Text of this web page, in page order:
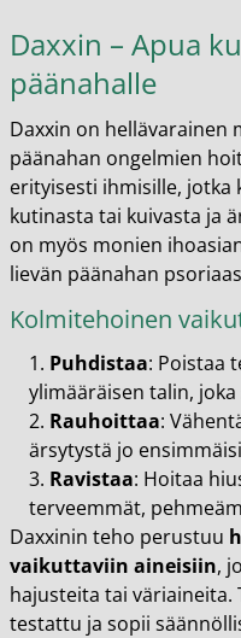
Daxxin – Apua
päänahalle
Daxxin on hellävarainen
päänahan ongelmien
erityisesti ihmisille, jotka
kutinasta tai kuivasta ja
on myös monien
lievän päänahan
Kolmitehoinen
Puhdistaa: Poistaa
ylimääräisen talin,
Rauhoittaa:
ärsytystä jo
Ravistaa: Hoitaa
terveemmät,
Daxxinin teho perustuu
vaikuttaviin aineisiin,
hajusteita tai
testattu ja sopii